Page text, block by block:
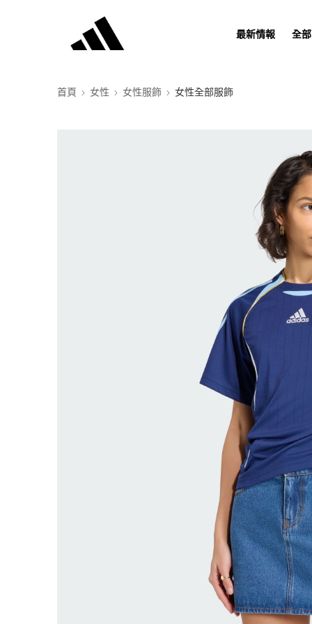
最新情報 全
首頁 女性 女性服飾 女性全部服飾